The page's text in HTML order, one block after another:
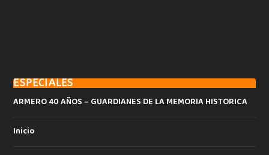
ESPECIALES
ARMERO 40 AÑOS – GUARDIANES DE LA MEMORIA HISTORICA
Inicio